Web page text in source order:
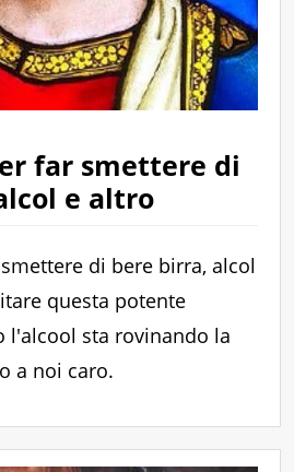
far smettere di
e altro
di bere birra, alcol
questa potente
l'alcool sta rovinando la
a noi caro.